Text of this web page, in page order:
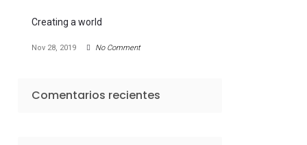
Creating a world
Nov 28, 2019 No Comment
Comentarios recientes